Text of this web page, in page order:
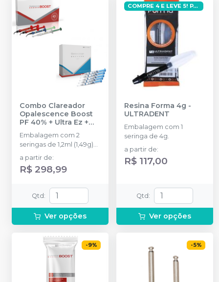
Combo Clareador
Opalescence Boost
PF 40% + Ultra Ez +
Opalescence PF
Regular 5 segingas
ULTRADENT
Embalagem com 2
seringas de 1,2ml (1,49g)
Opalescence Boost; 8
pontas aplicadoras Micro
20g Bent Flockd; 1
Opaldam Green; 3
pontas aplicadoras Micro
20g; 1 seringa 1,2 ml (1,48g)
Ultra Ez e 1 isoblock.
a partir de:
R$ 298,99
Qtd :
Ver opções
COMPRE 4 E LEVE 5! PAGUE R$93,60 CADA
Resina Forma 4g -
ULTRADENT
Embalagem com 1
seringa de 4g.
a partir de:
R$ 117,00
Qtd :
Ver opções
-9% -5%